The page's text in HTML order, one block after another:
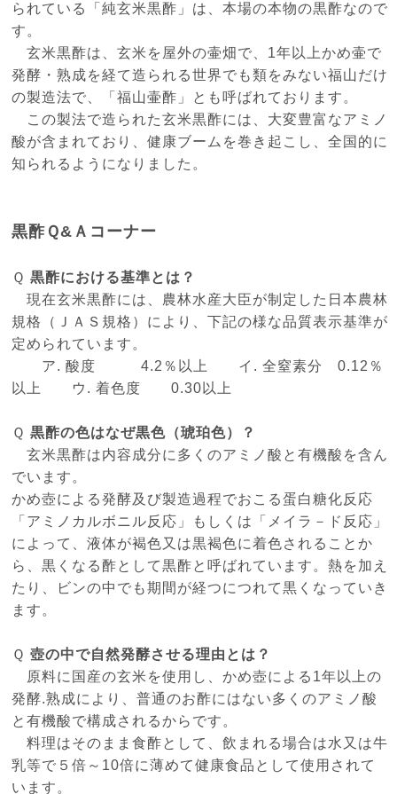
られている「純玄米黒酢」は、本場の本物の黒酢なので
す。
玄米黒酢は、玄米を屋外の壷畑で、1年以上かめ壷で
発酵・熟成を経て造られる世界でも類をみない福山だけ
の製造法で、「福山壷酢」とも呼ばれております。
この製法で造られた玄米黒酢には、大変豊富なアミノ
酸が含まれており、健康ブームを巻き起こし、全国的に
知られるようになりました。
黒酢Ｑ&Ａコーナー
Ｑ黒酢における基準とは？
現在玄米黒酢には、農林水産大臣が制定した日本農林
規格（ＪＡＳ規格）により、下記の様な品質表示基準が
定められています。
ア. 酸度 4.2％以上 イ. 全窒素分 0.12％
以上 ウ. 着色度 0.30以上
Ｑ黒酢の色はなぜ黒色（琥珀色）？
玄米黒酢は内容成分に多くのアミノ酸と有機酸を含ん
でいます。
かめ壺による発酵及び製造過程でおこる蛋白糖化反応
「アミノカルボニル反応」もしくは「メイラ－ド反応」
によって、液体が褐色又は黒褐色に着色されることか
ら、黒くなる酢として黒酢と呼ばれています。熱を加え
たり、ビンの中でも期間が経つにつれて黒くなっていき
ます。
Ｑ壺の中で自然発酵させる理由とは？
原料に国産の玄米を使用し、かめ壺による1年以上の
発酵.熟成により、普通のお酢にはない多くのアミノ酸
と有機酸で構成されるからです。
料理はそのまま食酢として、飲まれる場合は水又は牛
乳等で５倍～10倍に薄めて健康食品として使用されて
います。